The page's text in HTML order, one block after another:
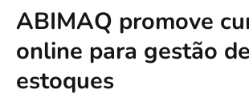
ABIMAQ promove
online para gestão de
estoques